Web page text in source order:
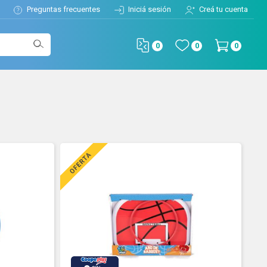
Preguntas frecuentes Iniciá sesión Creá tu cuenta
0 0 0